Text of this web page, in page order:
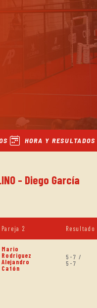
HORA Y RESULTADOS
- Diego García
Pareja 2 Resultado
Mario
Rodriguez
Alejandro
Catón
5-7 /
5-7